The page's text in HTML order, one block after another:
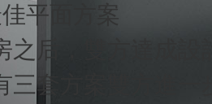
平面方案
之后，雙方達成
現有三套方案雙方